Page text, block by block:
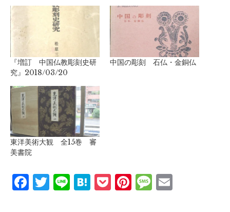
『増訂 中国仏教彫刻史研
究』2018/03/20
中国の彫刻 石仏・金銅仏
東洋美術大観 全15巻 審
美書院
Facebook
Twitter
LineHatena
Pocket
Pinterest
Message